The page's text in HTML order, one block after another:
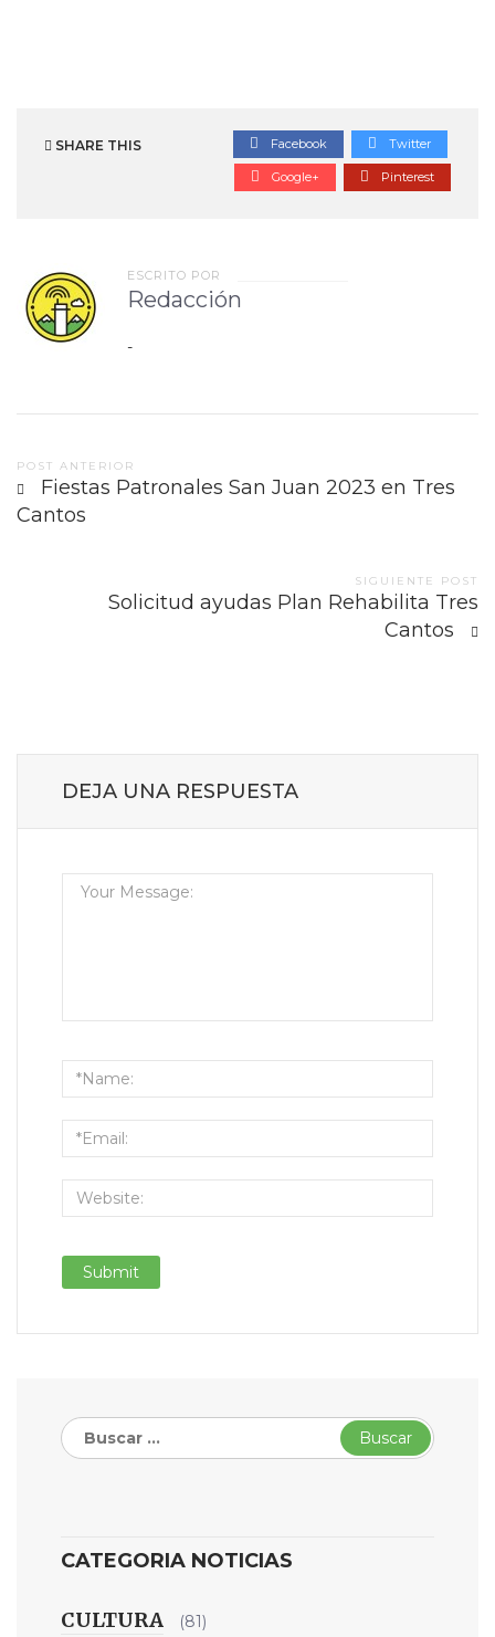
SHARE THIS Facebook Twitter
Google+ Pinterest
ESCRITO POR
Redacción
-
Post
navigation
POST ANTERIOR
Fiestas Patronales San Juan 2023 en Tres
Cantos
SIGUIENTE POST
Solicitud ayudas Plan Rehabilita Tres
Cantos
DEJA UNA RESPUESTA
Buscar:
CATEGORIA NOTICIAS
CULTURA (81)